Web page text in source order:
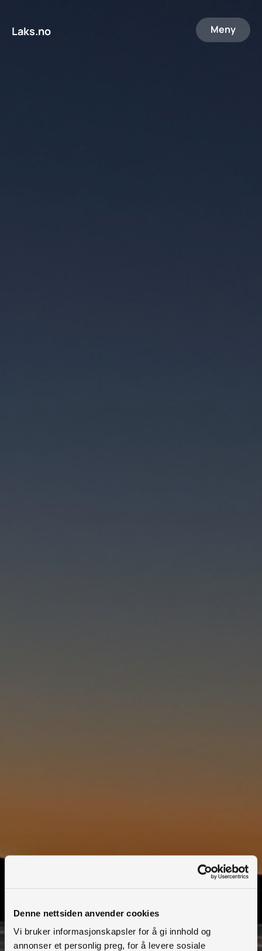
Denne nettsiden anvender cookies
Vi bruker informasjonskapsler for å gi innhold og
annonser et personlig preg, for å levere sosiale
Laks.no Meny
Sogn og Fjordane
Steinvik Fiskefarm
Visningssenter